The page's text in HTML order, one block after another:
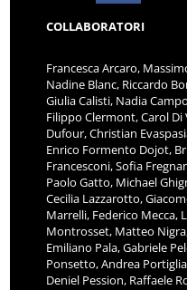
COLLABORATORI
Francesca Arcaro,
Nadine Blanc, Riccardo
Giulia Calisti, Nadia
Filippo Clermont, Carol Di
Dufour, Christian
Enrico Formento Dojot,
Francesconi, Sofia
Paolo Gatto, Michael
Cecilia Lazzarotto,
Marrelli, Federico Mecca,
Montrosset, Matteo
Emiliano Pala, Gabriele
Ponsetto, Andrea
Deniel Pession, Raffaele